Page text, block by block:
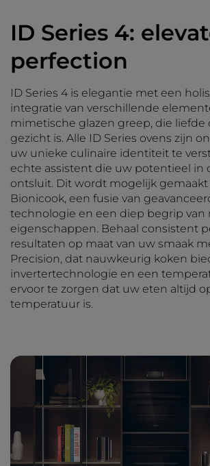
ID Series 4:
perfection
ID Series 4 is elegantie met een
integratie van verschillende
mimetische glazen greep, die liefde
gezicht is. Alle ID Series ovens zijn
uw unieke culinaire identiteit te
echte assistent die uw potentieel in
ontsluit. Dit wordt mogelijk
Bionicook, een fusie van
technologie en een diep begrip van
eigenschappen. Behaal consistent
resultaten op maat van uw smaak
Precision, dat nauwkeurig koken
invertertechnologie en een
ervoor te zorgen dat uw eten altijd
temperatuur is.